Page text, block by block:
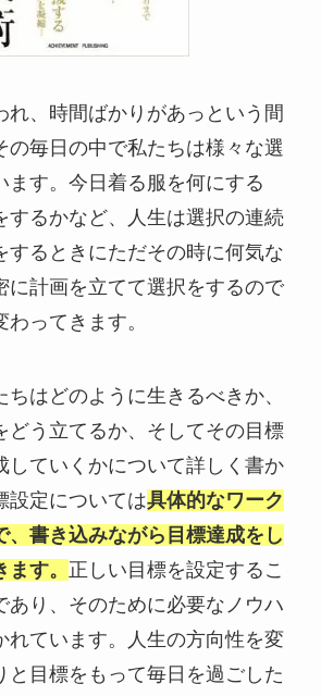
れ、時間ばかりがあっという間
の毎日の中で私たちは様々な選
ます。今日着る服を何にする
するかなど、人生は選択の連続
するときにただその時に何気な
に計画を立てて選択をするので
ってきます。
ちはどのように生きるべきか、
どう立てるか、そしてその目標
していくかについて詳しく書か
設定については具体的なワーク
、書き込みながら目標達成をし
す。 正しい目標を設定するこ
あり、そのために必要なノウハ
れています。人生の方向性を変
と目標をもって毎日を過ごした